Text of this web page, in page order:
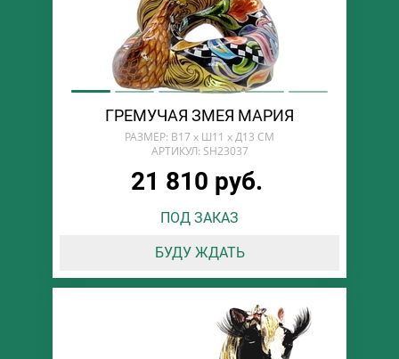
ГРЕМУЧАЯ ЗМЕЯ МАРИЯ
РАЗМЕР: В17 х Ш11 х Д13 СМ
АРТИКУЛ: SH23037
21 810 руб.
ПОД ЗАКАЗ
БУДУ ЖДАТЬ